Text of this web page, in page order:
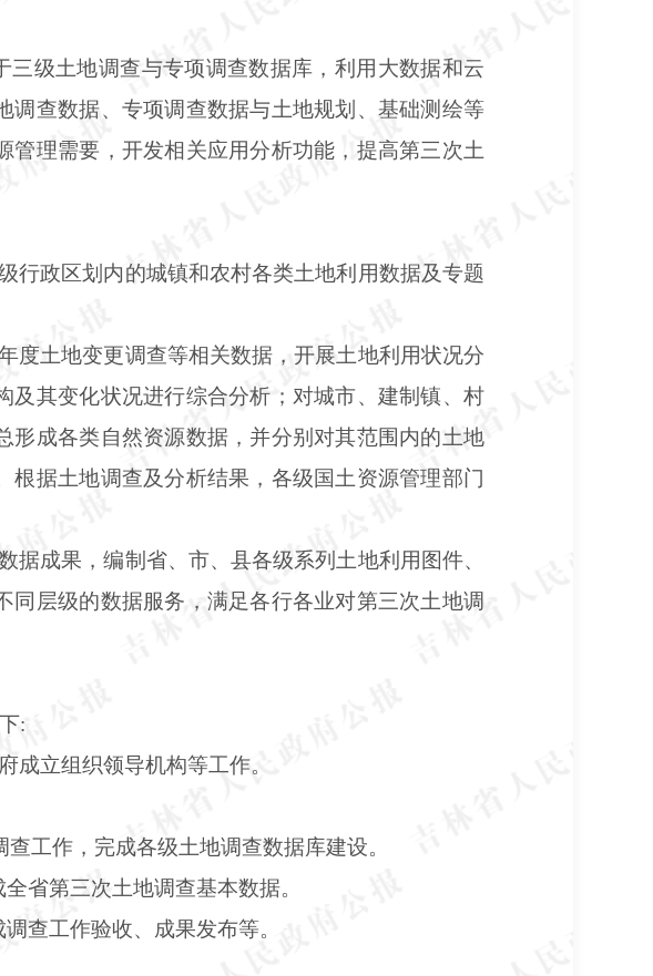
级土地调查与专项调查数据库，利用大数据和云
查数据、专项调查数据与土地规划、基础测绘等
理需要，开发相关应用分析功能，提高第三次土
行政区划内的城镇和农村各类土地利用数据及专题
度土地变更调查等相关数据，开展土地利用状况分
其变化状况进行综合分析；对城市、建制镇、村
成各类自然资源数据，并分别对其范围内的土地
据土地调查及分析结果，各级国土资源管理部门
成果，编制省、市、县各级系列土地利用图件、
层级的数据服务，满足各行各业对第三次土地调
:
成立组织领导机构等工作。
工作，完成各级土地调查数据库建设。
省第三次土地调查基本数据。
查工作验收、成果发布等。